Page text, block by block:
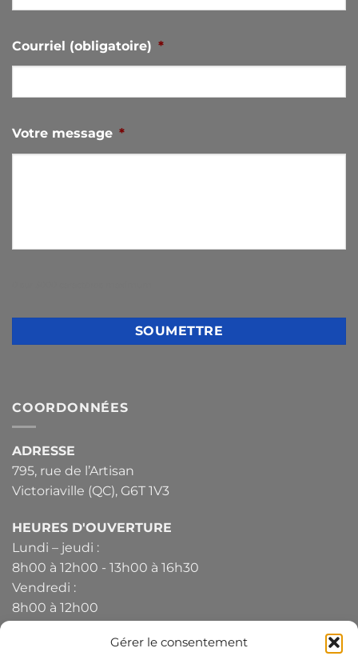
Gérer le consentement
Courriel (obligatoire) *
Votre message *
COORDONNÉES
ADRESSE
795, rue de l’Artisan
Victoriaville (QC), G6T 1V3
HEURES D'OUVERTURE
Lundi – jeudi :
8h00 à 12h00 - 13h00 à 16h30
Vendredi :
8h00 à 12h00